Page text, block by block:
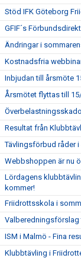
Stöd IFK Göteborg
GFIF´s
Ändringar i
Kostnadsfria
Inbjudan till årsmöte
Årsmötet flyttas till
Resultat från
Tävlingsförbud råder i
Webbshoppen är nu
Lördagens
kommer!
Friidrottsskola i
ISM i Malmö - Fina
Klubbtävling i